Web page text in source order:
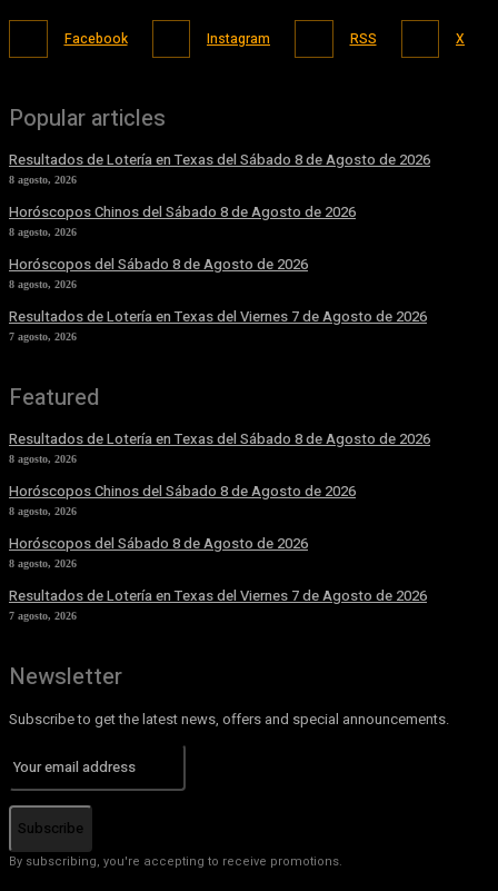
Facebook Instagram RSS X
Popular articles
Resultados de Lotería en Texas del Sábado 8 de Agosto de 2026
8 agosto, 2026
Horóscopos Chinos del Sábado 8 de Agosto de 2026
8 agosto, 2026
Horóscopos del Sábado 8 de Agosto de 2026
8 agosto, 2026
Resultados de Lotería en Texas del Viernes 7 de Agosto de 2026
7 agosto, 2026
Featured
Resultados de Lotería en Texas del Sábado 8 de Agosto de 2026
8 agosto, 2026
Horóscopos Chinos del Sábado 8 de Agosto de 2026
8 agosto, 2026
Horóscopos del Sábado 8 de Agosto de 2026
8 agosto, 2026
Resultados de Lotería en Texas del Viernes 7 de Agosto de 2026
7 agosto, 2026
Newsletter
Subscribe to get the latest news, offers and special announcements.
Subscribe
By subscribing, you're accepting to receive promotions.